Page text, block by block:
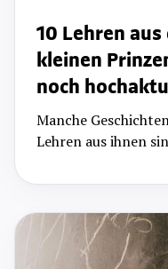
10 Lehren aus
kleinen
noch
Manche
Lehren aus ihnen